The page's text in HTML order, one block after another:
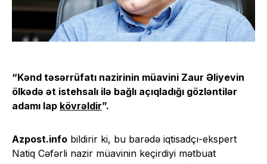
“Kənd təsərrüfatı nazirinin müavini Zaur Əliyevin
ölkədə ət istehsalı ilə bağlı açıqladığı gözləntilər
adamı lap kövrəldir”.
Azpost.info bildirir ki, bu barədə iqtisadçı-ekspert
Natiq Cəfərli nazir müavinin keçirdiyi mətbuat